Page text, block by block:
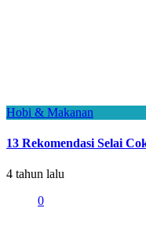
Hobi & Makanan
13 Rekomendasi Selai
4 tahun lalu
0